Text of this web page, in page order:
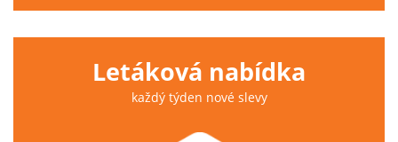
Letáková nabídka
každý týden nové slevy